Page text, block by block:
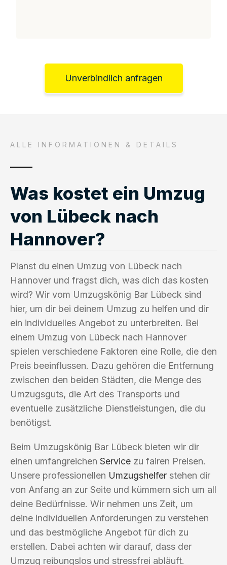
Unverbindlich anfragen
ALLE INFORMATIONEN & DETAILS
Was kostet ein Umzug
von Lübeck nach
Hannover?
Planst du einen Umzug von Lübeck nach
Hannover und fragst dich, was dich das kosten
wird? Wir vom Umzugskönig Bar Lübeck sind
hier, um dir bei deinem Umzug zu helfen und dir
ein individuelles Angebot zu unterbreiten. Bei
einem Umzug von Lübeck nach Hannover
spielen verschiedene Faktoren eine Rolle, die den
Preis beeinflussen. Dazu gehören die Entfernung
zwischen den beiden Städten, die Menge des
Umzugsguts, die Art des Transports und
eventuelle zusätzliche Dienstleistungen, die du
benötigst.
Beim Umzugskönig Bar Lübeck bieten wir dir
einen umfangreichen Service zu fairen Preisen.
Unsere professionellen Umzugshelfer stehen dir
von Anfang an zur Seite und kümmern sich um all
deine Bedürfnisse. Wir nehmen uns Zeit, um
deine individuellen Anforderungen zu verstehen
und das bestmögliche Angebot für dich zu
erstellen. Dabei achten wir darauf, dass der
Umzug reibungslos und stressfrei abläuft.